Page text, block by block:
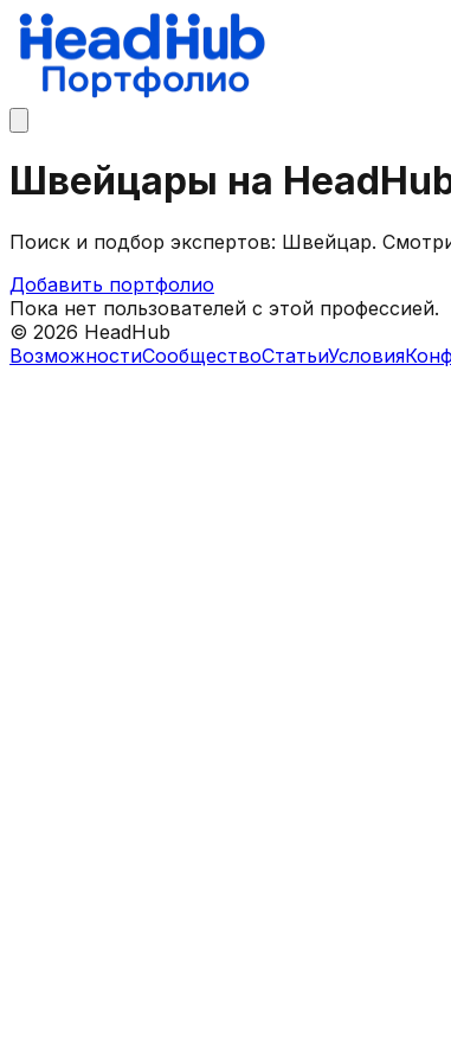
Швейцары на
Поиск и подбор экспертов: Швейцар.
Добавить портфолио
Пока нет пользователей с этой профессией.
© 2026 HeadHub
ВозможностиСообществоСтатьиУсловия